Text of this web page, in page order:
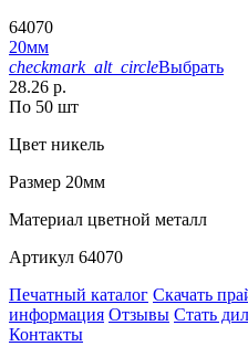
64070
20мм
checkmark_alt_circleВыбрать
28.26 р.
По 50 шт
Цвет никель
Размер 20мм
Материал цветной металл
Артикул 64070
Печатный каталог Скачать
информация Отзывы Стать
Контакты